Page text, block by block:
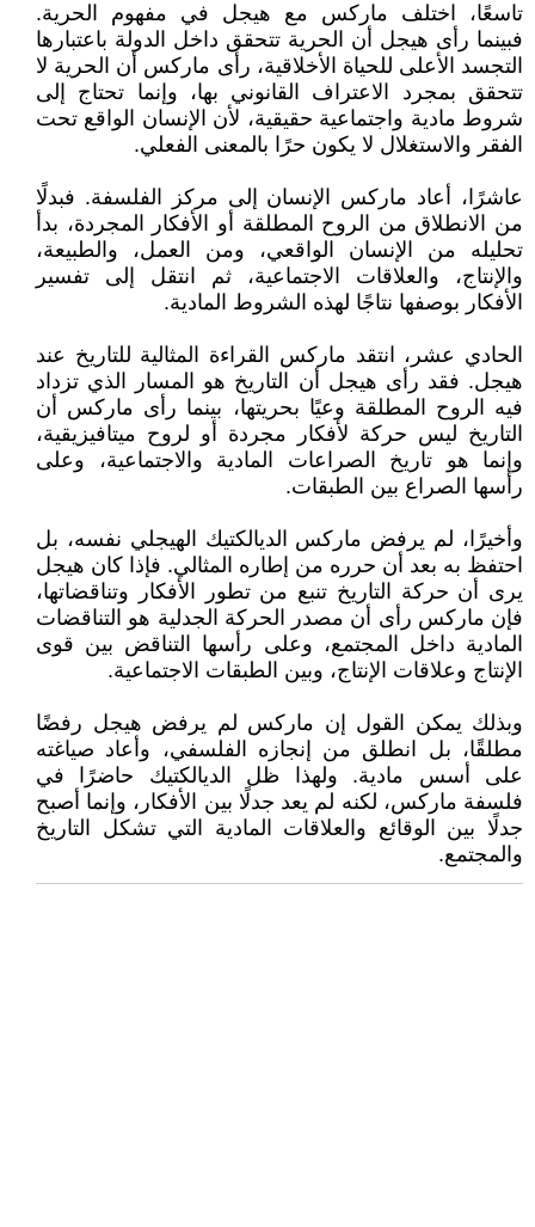
تاسعًا، اختلف ماركس مع هيجل في مفهوم الحرية.
فبينما رأى هيجل أن الحرية تتحقق داخل الدولة باعتبارها
التجسد الأعلى للحياة الأخلاقية، رأى ماركس أن الحرية لا
تتحقق بمجرد الاعتراف القانوني بها، وإنما تحتاج إلى
شروط مادية واجتماعية حقيقية، لأن الإنسان الواقع تحت
الفقر والاستغلال لا يكون حرًا بالمعنى الفعلي.
عاشرًا، أعاد ماركس الإنسان إلى مركز الفلسفة. فبدلًا
من الانطلاق من الروح المطلقة أو الأفكار المجردة، بدأ
تحليله من الإنسان الواقعي، ومن العمل، والطبيعة،
والإنتاج، والعلاقات الاجتماعية، ثم انتقل إلى تفسير
الأفكار بوصفها نتاجًا لهذه الشروط المادية.
الحادي عشر، انتقد ماركس القراءة المثالية للتاريخ عند
هيجل. فقد رأى هيجل أن التاريخ هو المسار الذي تزداد
فيه الروح المطلقة وعيًا بحريتها، بينما رأى ماركس أن
التاريخ ليس حركة لأفكار مجردة أو لروح ميتافيزيقية،
وإنما هو تاريخ الصراعات المادية والاجتماعية، وعلى
رأسها الصراع بين الطبقات.
وأخيرًا، لم يرفض ماركس الديالكتيك الهيجلي نفسه، بل
احتفظ به بعد أن حرره من إطاره المثالي. فإذا كان هيجل
يرى أن حركة التاريخ تنبع من تطور الأفكار وتناقضاتها،
فإن ماركس رأى أن مصدر الحركة الجدلية هو التناقضات
المادية داخل المجتمع، وعلى رأسها التناقض بين قوى
الإنتاج وعلاقات الإنتاج، وبين الطبقات الاجتماعية.
وبذلك يمكن القول إن ماركس لم يرفض هيجل رفضًا
مطلقًا، بل انطلق من إنجازه الفلسفي، وأعاد صياغته
على أسس مادية. ولهذا ظل الديالكتيك حاضرًا في
فلسفة ماركس، لكنه لم يعد جدلًا بين الأفكار، وإنما أصبح
جدلًا بين الوقائع والعلاقات المادية التي تشكل التاريخ
والمجتمع.